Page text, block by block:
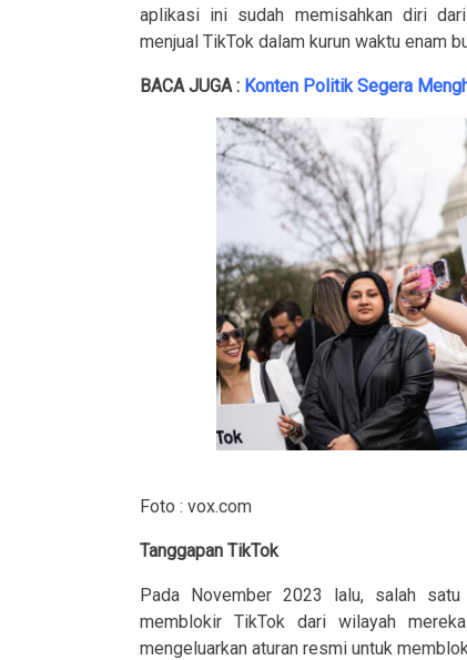
aplikasi ini sudah memisahkan diri dari
menjual TikTok dalam kurun waktu enam
BACA JUGA : Konten Politik Segera
Foto : vox.com
Tanggapan TikTok
Pada November 2023 lalu, salah satu
memblokir TikTok dari wilayah
mengeluarkan aturan resmi untuk